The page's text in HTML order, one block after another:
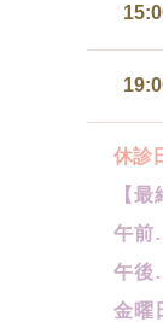
休診
【
午前
午後
金曜